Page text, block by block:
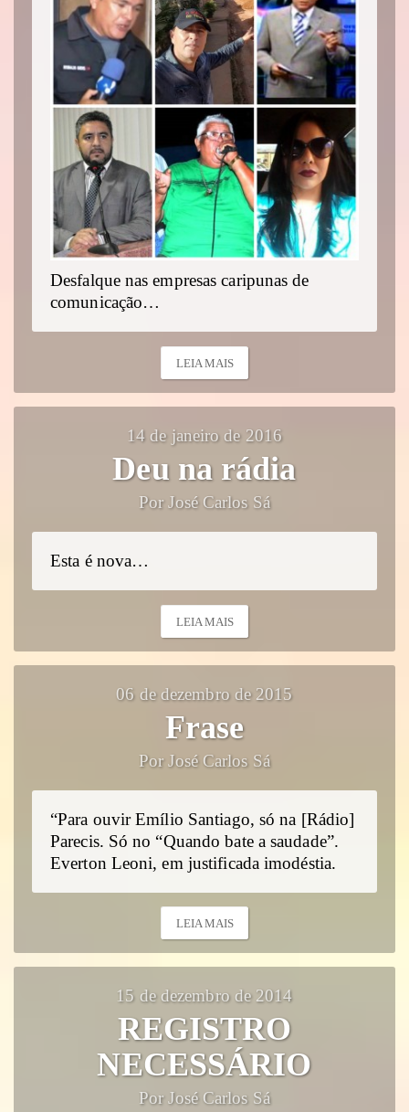
Desfalque nas empresas caripunas de
comunicação…
LEIA MAIS
14 de janeiro de 2016
Deu na rádia
Por José Carlos Sá
Esta é nova…
LEIA MAIS
06 de dezembro de 2015
Frase
Por José Carlos Sá
“Para ouvir Emílio Santiago, só na [Rádio]
Parecis. Só no “Quando bate a saudade”.
Everton Leoni, em justificada imodéstia.
LEIA MAIS
15 de dezembro de 2014
REGISTRO
NECESSÁRIO
Por José Carlos Sá